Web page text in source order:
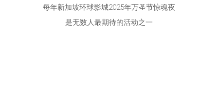
每年新加坡环球影城2025年万圣节惊魂夜
是无数人最期待的活动之一